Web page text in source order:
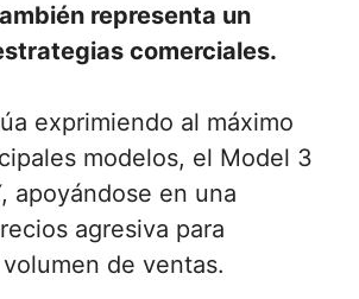
representa un
comerciales.
exprimiendo al máximo
modelos, el Model 3
apoyándose en una
agresiva para
de ventas.